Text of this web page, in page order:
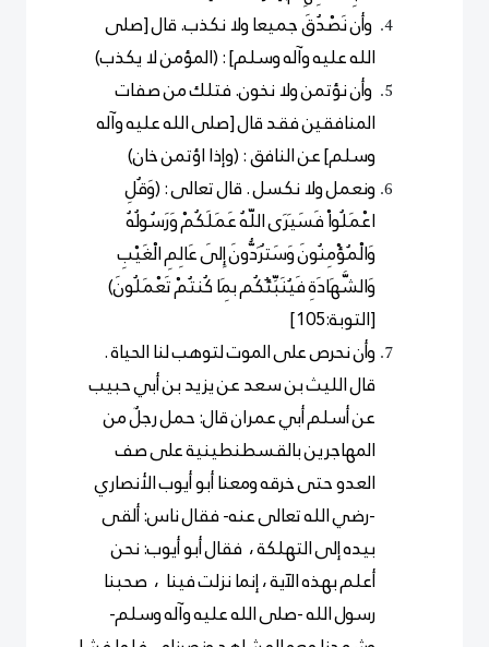
وأن نَصْدُقَ جميعا ولا نكذب. قال [صلى
الله عليه وآله وسلم] : (المؤمن لا يكذب)
وأن نؤتمن ولا نخون. فتلك من صفات
المنافقين فقد قال [صلى الله عليه وآله
وسلم] عن النافق : (وإذا اؤتمن خان)
ونعمل ولا نكسل . قال تعالى : (وَقُلِ
اعْمَلُواْ فَسَيَرَى اللّهُ عَمَلَكُمْ وَرَسُولُهُ
وَالْمُؤْمِنُونَ وَسَتُرَدُّونَ إِلَى عَالِمِ الْغَيْبِ
وَالشَّهَادَةِ فَيُنَبِّئُكُم بِمَا كُنتُمْ تَعْمَلُونَ)
[التوبة:105]
وأن نحرص على الموت لتوهب لنا الحياة .
قال الليث بن سعد عن يزيد بن أبي حبيب
عن أسلم أبي عمران قال: حمل رجلٌ من
المهاجرين بالقسطنطينية على صف
العدو حتى خرقه ومعنا أبو أيوب الأنصاري
-رضي الله تعالى عنه- فقال ناس: ألقى
بيده إلى التهلكة ، فقال أبو أيوب: نحن
أعلم بهذه الآية ، إنما نزلت فينا ، صحبنا
رسول الله -صلى الله عليه وآله وسلم-